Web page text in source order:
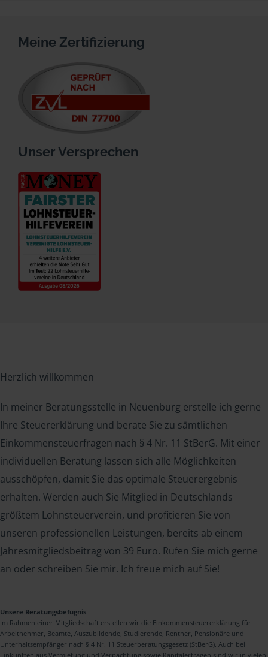
Meine Zertifizierung
Unser Versprechen
Herzlich willkommen
In meiner Beratungsstelle in Neuenburg erstelle ich gerne
Ihre Steuererklärung und berate Sie zu sämtlichen
Einkommensteuerfragen nach § 4 Nr. 11 StBerG. Mit einer
individuellen Beratung lassen sich alle Möglichkeiten
ausschöpfen, damit Sie das optimale Steuerergebnis
erhalten. Werden auch Sie Mitglied in Deutschlands
größtem Lohnsteuerverein, und profitieren Sie von
unseren professionellen Leistungen, bereits ab einem
Jahresmitgliedsbeitrag von 39 Euro. Rufen Sie mich gerne
an oder schreiben Sie mir. Ich freue mich auf Sie!
Unsere Beratungsbefugnis
Im Rahmen einer Mitgliedschaft erstellen wir die Einkommensteuererklärung für
Arbeitnehmer, Beamte, Auszubildende, Studierende, Rentner, Pensionäre und
Unterhaltsempfänger nach § 4 Nr. 11 Steuerberatungsgesetz (StBerG). Auch bei
Einkünften aus Vermietung und Verpachtung sowie Kapitalerträgen sind wir in vielen